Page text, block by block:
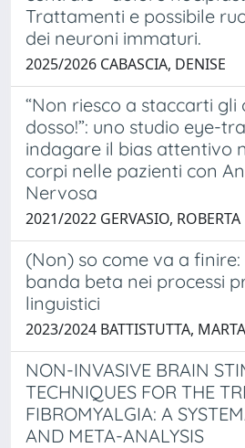
Trattamenti e possibile
dei neuroni immaturi.
2025/2026 CABASCIA, DENISE
“Non riesco a staccarti gli
dosso!”: uno studio eye-
indagare il bias attentivo
corpi nelle pazienti con
Nervosa
2021/2022 GERVASIO, ROBERTA
(Non) so come va a
banda beta nei processi
linguistici
2023/2024 BATTISTUTTA, MARTA
NON-INVASIVE BRAIN
TECHNIQUES FOR THE
FIBROMYALGIA: A
AND META-ANALYSIS